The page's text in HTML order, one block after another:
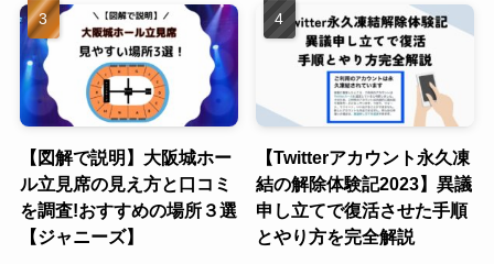
【図解で説明】大阪城ホー
ル立見席の見え方と口コミ
を調査!おすすめの場所３選
【ジャニーズ】
【Twitterアカウント永久凍
結の解除体験記2023】異議
申し立てで復活させた手順
とやり方を完全解説